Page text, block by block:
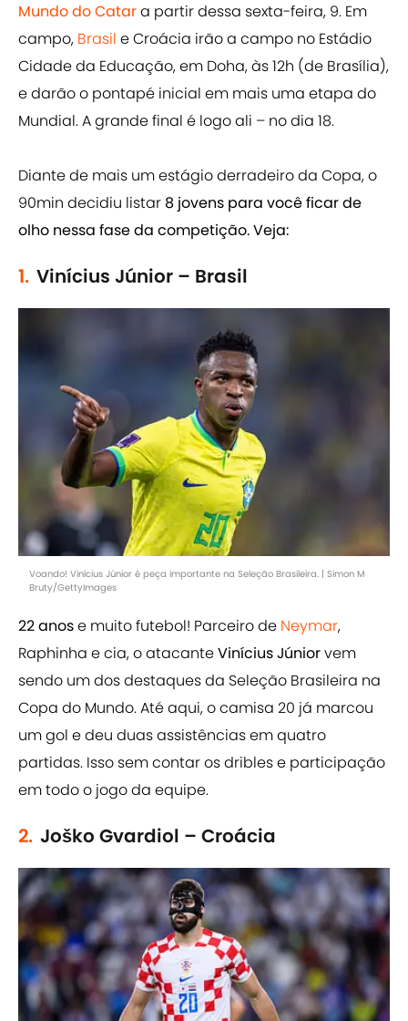
Mundo do Catara partir dessa sexta-feira, 9. Em
campo, Brasil e Croácia irão a campo no Estádio
Cidade da Educação, em Doha, às 12h (de Brasília),
e darão o pontapé inicial em mais uma etapa do
Mundial. A grande final é logo ali – no dia 18.
Diante de mais um estágio derradeiro da Copa, o
90min decidiu listar 8 jovens para você ficar de
olho nessa fase da competição. Veja:
1. Vinícius Júnior – Brasil
Voando! Vinícius Júnior é peça importante na Seleção Brasileira. | Simon M
Bruty/GettyImages
22 anose muito futebol! Parceiro de Neymar,
Raphinha e cia, o atacanteVinícius Júniorvem
sendo um dos destaques da Seleção Brasileira na
Copa do Mundo. Até aqui, o camisa 20 já marcou
um gol e deu duas assistências em quatro
partidas. Isso sem contar os dribles e participação
em todo o jogo da equipe.
2. Joško Gvardiol – Croácia